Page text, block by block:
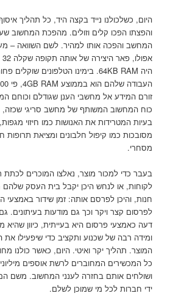
היום, כשלכולנו נייד בקצה היד, כל תהליך
והפצתו הפכו קלים וזולים. מהפכת המחשוב
המחשב והפכה אותו למהיר. לשם השוואה –
זורם המידע אל מחשבי הענן שגודלם וכוחם
כוח המחשוב המשותף של מחשב סריגי שכזה,
בעיות המטרידות את האנושות כמו חיזוי
מסובכות כמו קיפול חלבונים ומציאת
מסחרי.
בעבר כדי למכור מוצר, נאלצו המוכרים לכתת
לקוחות, או לנחש היכן יקבל בית העסק
חנות, והיכן לפרסם אותה: זמן שידור
לפרסום קצר ויקר וכך גם מודעות בעיתונים.
דעה כאמצעי פרסום היא בעייתית, כיוון שהיא
ומידה רבה של שכנוע ותקציב כדי שיפעילו
המוצר. תהליך יקר ואיטי. היום, כאשר כולנו
כל המכשירים המחוברים לרשת אוספים
ושולחים אותם בחזרה לענני המחשוב. משם
ידי חברות לכל מי שמוכן לשלם.